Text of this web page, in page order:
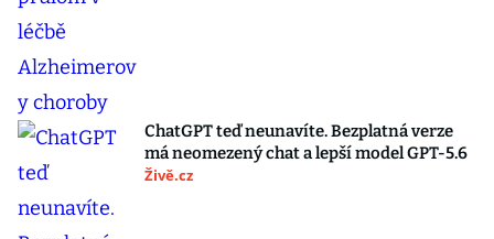
ChatGPT teď neunavíte. Bezplatná verze
má neomezený chat a lepší model GPT-5.6
Živě.cz